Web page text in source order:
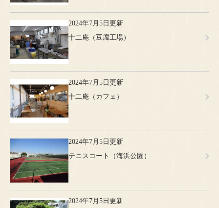
2024年7月5日更新
十二庵（豆腐工場）
2024年7月5日更新
十二庵（カフェ）
2024年7月5日更新
テニスコート（海浜公園）
2024年7月5日更新